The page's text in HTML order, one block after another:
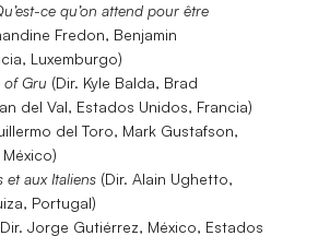
ce qu’on attend pour être
Fredon, Benjamin
Luxemburgo)
of Gru (Dir. Kyle Balda, Brad
del Val, Estados Unidos, Francia)
del Toro, Mark Gustafson,
et aux Italiens (Dir. Alain Ughetto,
Portugal)
Jorge Gutiérrez, México, Estados